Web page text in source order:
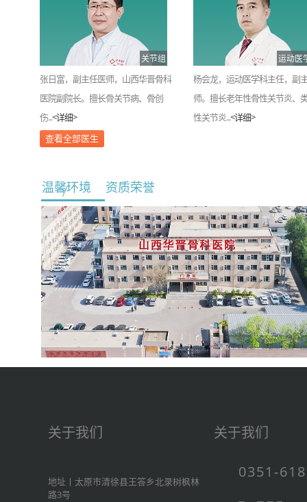
关节组
张日富，副主任医师，山西华晋骨科
医院副院长。擅长骨关节病、骨创
伤...<详细>
运动医
杨会龙，运动医学科主任，副
师。擅长老年性骨性关节炎、
性关节炎...<详细>
查看全部医生
温馨环境 资质荣誉
关于我们
地址丨太原市清徐县王答乡北录树枫林
路3号
关于我们
0351-